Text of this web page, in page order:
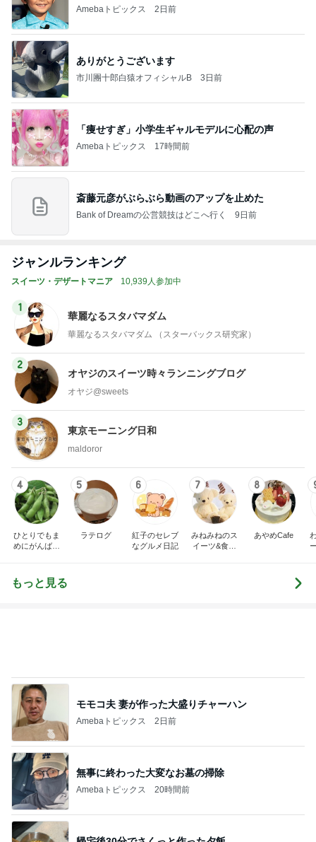
Amebaトピックス 2日前
ありがとうございます
市川團十郎白猿オフィシャルB 3日前
「痩せすぎ」小学生ギャルモデルに心配の声
Amebaトピックス 17時間前
斎藤元彦がぶらぶら動画のアップを止めた
Bank of Dreamの公営競技はどこへ行く 9日前
ジャンルランキング
スイーツ・デザートマニア 10,939人参加中
1
華麗なるスタバマダム
華麗なるスタバマダム （スターバックス研究家）
2
オヤジのスイーツ時々ランニングブログ
オヤジ@sweets
3
東京モーニング日和
maldoror
4
ひとりでもま
めにがんばる
5
ラテログ
6
紅子のセレブ
なグルメ日記
7
みねみねのス
イーツ&食パ
8
あやめCafe
もっと見る
無事に終わった大変なお墓の掃除
Amebaトピックス 20時間前
帰宅後30分でさくっと作った夕飯
Amebaトピックス 11時間前